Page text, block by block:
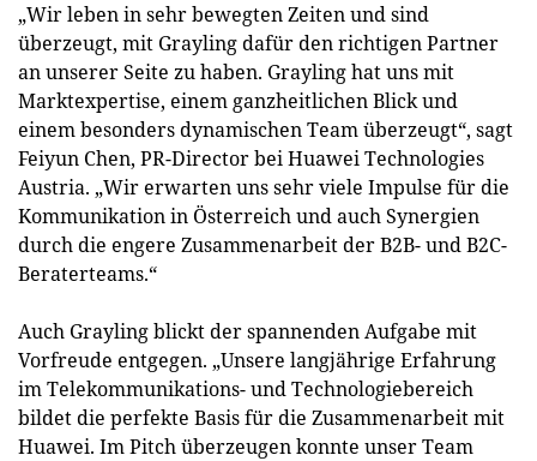
„Wir leben in sehr bewegten Zeiten und sind
überzeugt, mit Grayling dafür den richtigen Partner
an unserer Seite zu haben. Grayling hat uns mit
Marktexpertise, einem ganzheitlichen Blick und
einem besonders dynamischen Team überzeugt“, sagt
Feiyun Chen, PR-Director bei Huawei Technologies
Austria. „Wir erwarten uns sehr viele Impulse für die
Kommunikation in Österreich und auch Synergien
durch die engere Zusammenarbeit der B2B- und B2C-
Beraterteams.“
Auch Grayling blickt der spannenden Aufgabe mit
Vorfreude entgegen. „Unsere langjährige Erfahrung
im Telekommunikations- und Technologiebereich
bildet die perfekte Basis für die Zusammenarbeit mit
Huawei. Im Pitch überzeugen konnte unser Team